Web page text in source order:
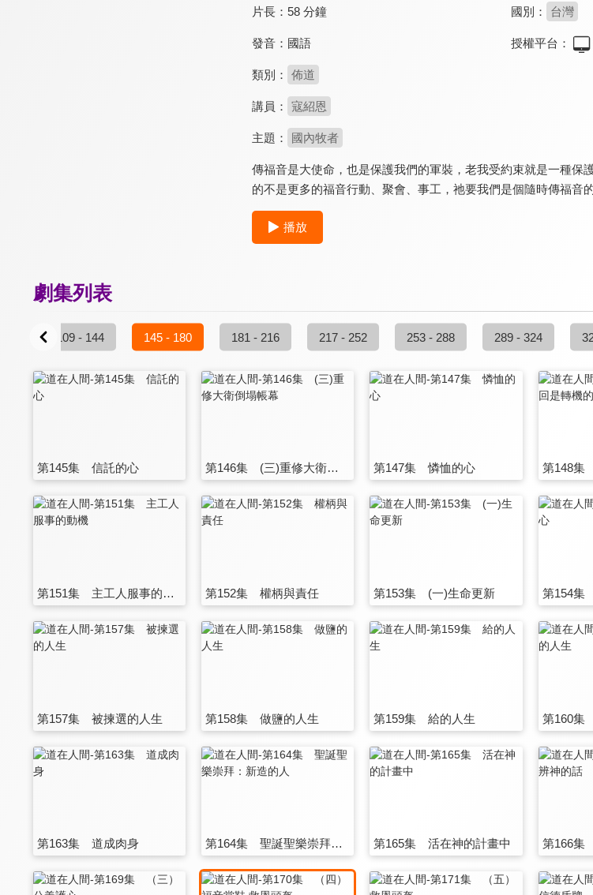
片長： 58 分鐘 國別： 台灣
發音： 國語 授權平台：
類別： 佈道
講員： 寇紹恩
主題： 國內牧者
傳福音是大使命，也是保護我們的軍裝，老我受約束就是一種
的不是更多的福音行動、聚會、事工，祂要我們是個隨時傳福音
播放
劇集列表
109 - 144 145 - 180 181 - 216 217 - 252 253 - 288 289 - 324
第145集 信託的心 第146集 (三)重修大衛倒塌帳幕 第147集 憐恤的心
第151集 主工人服事的動機 第152集 權柄與責任 第153集 (一)生命更新 第154集
第157集 被揀選的人生 第158集 做鹽的人生 第159集 給的人生 第160集
第163集 道成肉身 第164集 聖誕聖樂崇拜：新造的人 第165集 活在神的計畫中 第166集